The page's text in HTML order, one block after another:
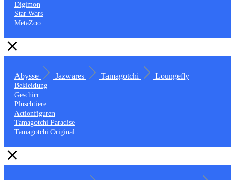
Digimon
Star Wars
MetaZoo
Abysse Jazwares Tamagotchi Loungefly
Bekleidung
Geschirr
Plüschtiere
Actionfiguren
Tamagotchi Paradise
Tamagotchi Original